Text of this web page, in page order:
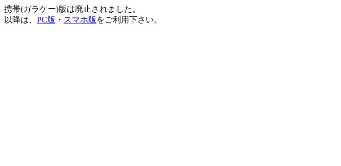
携帯(ガラケー)版は廃止されました。
以降は、 PC版 ・ スマホ版 をご利用下さい。